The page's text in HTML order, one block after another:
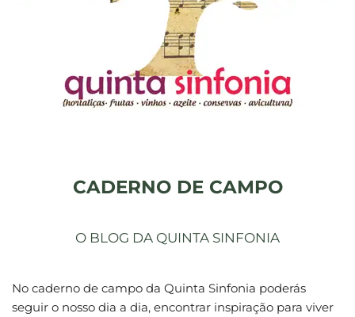
CADERNO DE CAMPO
O BLOG DA QUINTA SINFONIA
No caderno de campo da Quinta Sinfonia poderás
seguir o nosso dia a dia, encontrar inspiração para viver